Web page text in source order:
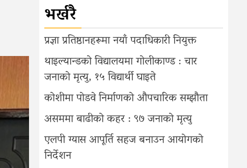
भर्खरै
प्रज्ञा प्रतिष्ठानहरूमा नयाँ पदाधिकारी नियुक्त
थाइल्यान्डको विद्यालयमा गोलीकाण्ड : चार
जनाको मृत्यु, १५ विद्यार्थी घाइते
कोशीमा पोडवे निर्माणको औपचारिक सम्झौता
असममा बाढीको कहर : ९७ जनाको मृत्यु
एलपी ग्यास आपूर्ति सहज बनाउन आयोगको
निर्देशन